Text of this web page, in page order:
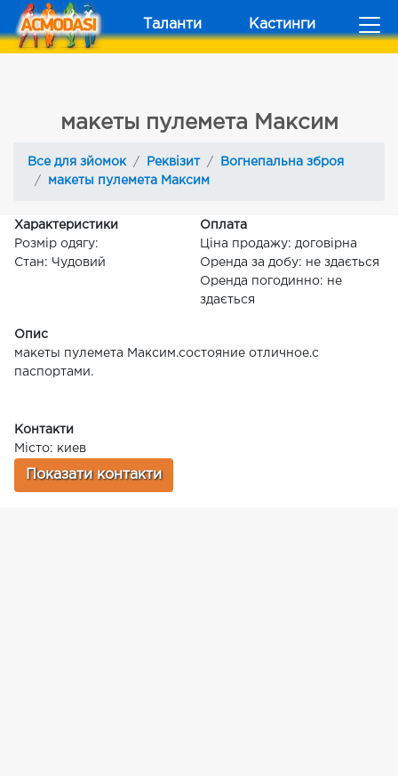
Таланти Кастинги
макеты пулемета Максим
Все для зйомок Реквізит
Вогнепальна зброя
макеты пулемета Максим
Характеристики
Розмір одягу:
Стан: Чудовий
Оплата
Ціна продажу: договірна
Оренда за добу: не здається
Оренда погодинно: не
здається
Опис
макеты пулемета Максим.состояние отличное.с
паспортами.
Контакти
Місто: киев
Показати контакти